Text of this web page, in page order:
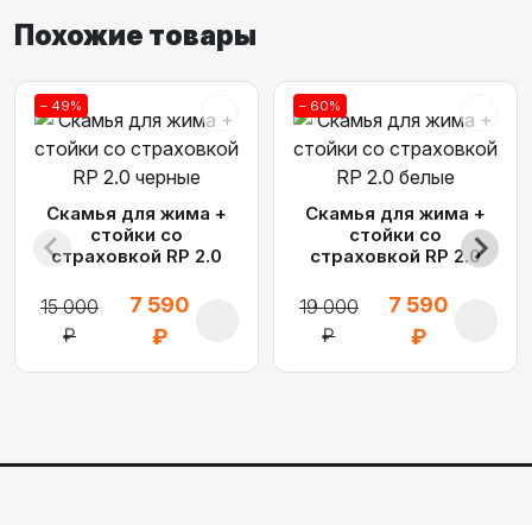
Похожие товары
– 49%
Скамья для жима +
стойки со
страховкой RP 2.0
15 000
₽
7 590
₽
– 60%
Скамья для жима +
стойки со
страховкой RP 2.0
19 000
₽
7 590
₽